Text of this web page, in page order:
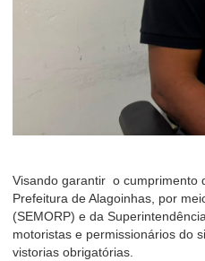
Visando garantir o cumprimento
Prefeitura de Alagoinhas, por
(SEMORP) e da
motoristas e permissionários do
vistorias obrigatórias.